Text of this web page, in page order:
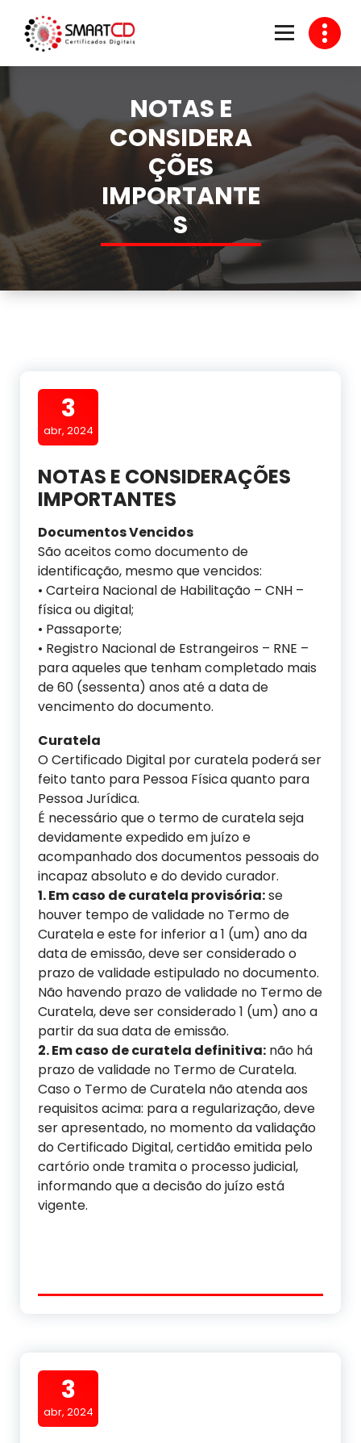
content
NOTAS E
CONSIDERA
ÇÕES
IMPORTANTE
S
3
abr, 2024
NOTAS E CONSIDERAÇÕES
IMPORTANTES
Documentos Vencidos
São aceitos como documento de
identificação, mesmo que vencidos:
• Carteira Nacional de Habilitação – CNH –
física ou digital;
• Passaporte;
• Registro Nacional de Estrangeiros – RNE –
para aqueles que tenham completado mais
de 60 (sessenta) anos até a data de
vencimento do documento.
Curatela
O Certificado Digital por curatela poderá ser
feito tanto para Pessoa Física quanto para
Pessoa Jurídica.
É necessário que o termo de curatela seja
devidamente expedido em juízo e
acompanhado dos documentos pessoais do
incapaz absoluto e do devido curador.
1. Em caso de curatela provisória:se
houver tempo de validade no Termo de
Curatela e este for inferior a 1 (um) ano da
data de emissão, deve ser considerado o
prazo de validade estipulado no documento.
Não havendo prazo de validade no Termo de
Curatela, deve ser considerado 1 (um) ano a
partir da sua data de emissão.
2. Em caso de curatela definitiva: não há
prazo de validade no Termo de Curatela.
Caso o Termo de Curatela não atenda aos
requisitos acima: para a regularização, deve
ser apresentado, no momento da validação
do Certificado Digital, certidão emitida pelo
cartório onde tramita o processo judicial,
informando que a decisão do juízo está
vigente.
3
abr, 2024